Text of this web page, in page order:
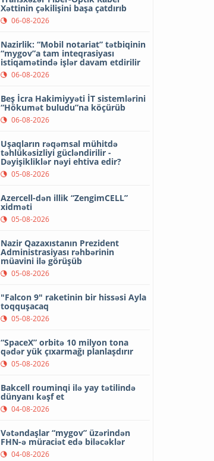
Xəttinin çəkilişini başa çatdırıb
06-08-2026
Nazirlik: “Mobil notariat” tətbiqinin
“mygov”a tam inteqrasiyası
istiqamətində işlər davam etdirilir
06-08-2026
Beş İcra Hakimiyyəti İT sistemlərini
“Hökumət buludu”na köçürüb
06-08-2026
Uşaqların rəqəmsal mühitdə
təhlükəsizliyi gücləndirilir -
Dəyişikliklər nəyi ehtiva edir?
05-08-2026
Azercell-dən illik “ZengimCELL”
xidməti
05-08-2026
Nazir Qazaxıstanın Prezident
Administrasiyası rəhbərinin
müavini ilə görüşüb
05-08-2026
"Falcon 9" raketinin bir hissəsi Ayla
toqquşacaq
05-08-2026
“SpaceX” orbitə 10 milyon tona
qədər yük çıxarmağı planlaşdırır
05-08-2026
Bakcell rouminqi ilə yay tətilində
dünyanı kəşf et
04-08-2026
Vətəndaşlar “mygov” üzərindən
FHN-ə müraciət edə biləcəklər
04-08-2026